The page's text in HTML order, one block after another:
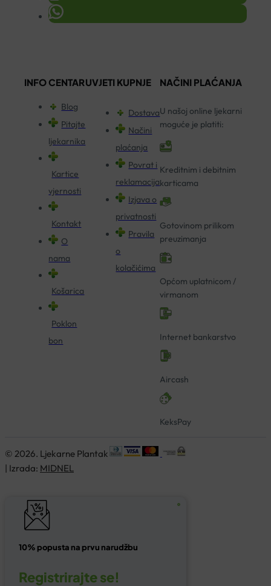
INFO CENTAR
Blog
Pitajte
ljekarnika
Kartice
vjernosti
Kontakt
O
nama
Košarica
Poklon
bon
UVJETI KUPNJE
Dostava
Načini
plaćanja
Povrat i
reklamacija
Izjava o
privatnosti
Pravila
o
kolačićima
NAČINI PLAĆANJA
U našoj online ljekarni
moguće je platiti:
Kreditnim i debitnim
karticama
Gotovinom prilikom
preuzimanja
Općom uplatnicom /
virmanom
Internet bankarstvo
Aircash
KeksPay
© 2026. Ljekarne Plantak
| Izrada: MIDNEL
10% popusta na prvu narudžbu
Registrirajte se!